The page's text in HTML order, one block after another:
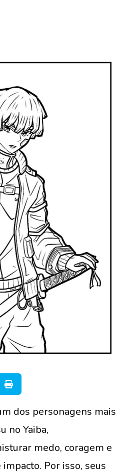
dos personagens mais
no Yaiba,
medo, coragem e
Por isso, seus